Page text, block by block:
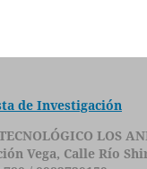
de Investigación
LOS
Vega, Calle Río